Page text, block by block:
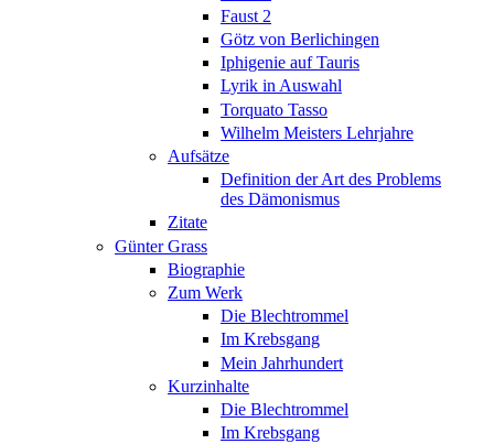
Faust 2
Götz von Berlichingen
Iphigenie auf Tauris
Lyrik in Auswahl
Torquato Tasso
Wilhelm Meisters Lehrjahre
Aufsätze
Definition der Art des Problems
des Dämonismus
Zitate
Günter Grass
Biographie
Zum Werk
Die Blechtrommel
Im Krebsgang
Mein Jahrhundert
Kurzinhalte
Die Blechtrommel
Im Krebsgang